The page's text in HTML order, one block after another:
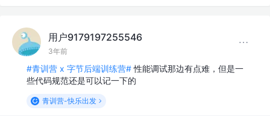
用户9179197255546
3年前
#青训营 x 字节后端训练营#性能调试那边有点难，但是一
些代码规范还是可以记一下的
青训营-快乐出发